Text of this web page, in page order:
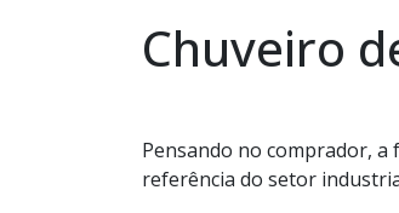
Chuveiro
Pensando no comprador,
referência do setor